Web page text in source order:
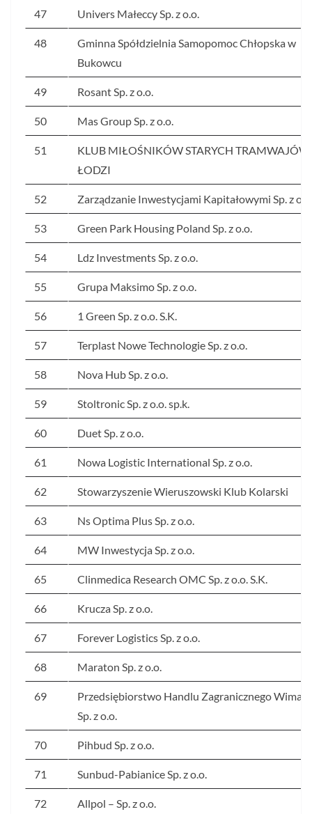
47 Univers Małeccy Sp. z o.o.
48
Gminna Spółdzielnia Samopomoc Chłopska w
Bukowcu
49 Rosant Sp. z o.o.
50 Mas Group Sp. z o.o.
51
KLUB MIŁOŚNIKÓW STARYCH
ŁODZI
52 Zarządzanie Inwestycjami Kapitałowymi Sp. z o.o.
53 Green Park Housing Poland Sp. z o.o.
54 Ldz Investments Sp. z o.o.
55 Grupa Maksimo Sp. z o.o.
56 1 Green Sp. z o.o. S.K.
57 Terplast Nowe Technologie Sp. z o.o.
58 Nova Hub Sp. z o.o.
59 Stoltronic Sp. z o.o. sp.k.
60 Duet Sp. z o.o.
61 Nowa Logistic International Sp. z o.o.
62 Stowarzyszenie Wieruszowski Klub Kolarski
63 Ns Optima Plus Sp. z o.o.
64 MW Inwestycja Sp. z o.o.
65 Clinmedica Research OMC Sp. z o.o. S.K.
66 Krucza Sp. z o.o.
67 Forever Logistics Sp. z o.o.
68 Maraton Sp. z o.o.
69
Przedsiębiorstwo Handlu Zagranicznego
Sp. z o.o.
70 Pihbud Sp. z o.o.
71 Sunbud-Pabianice Sp. z o.o.
72 Allpol – Sp. z o.o.